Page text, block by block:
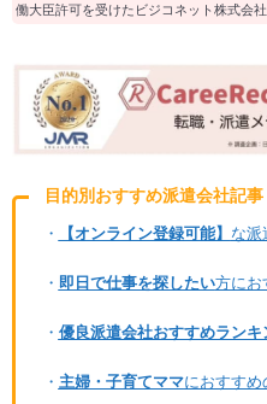
働大臣許可を受けたビジコネット株式会社
目的別おすすめ派遣会社記事
・ 【オンライン登録可能】 な派
・ 即日で仕事を探したい方にお
・ 優良派遣会社おすすめランキ
・ 主婦・子育てママにおすすめ